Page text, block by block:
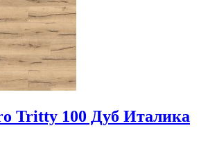
Tritty 100 Дуб Италика